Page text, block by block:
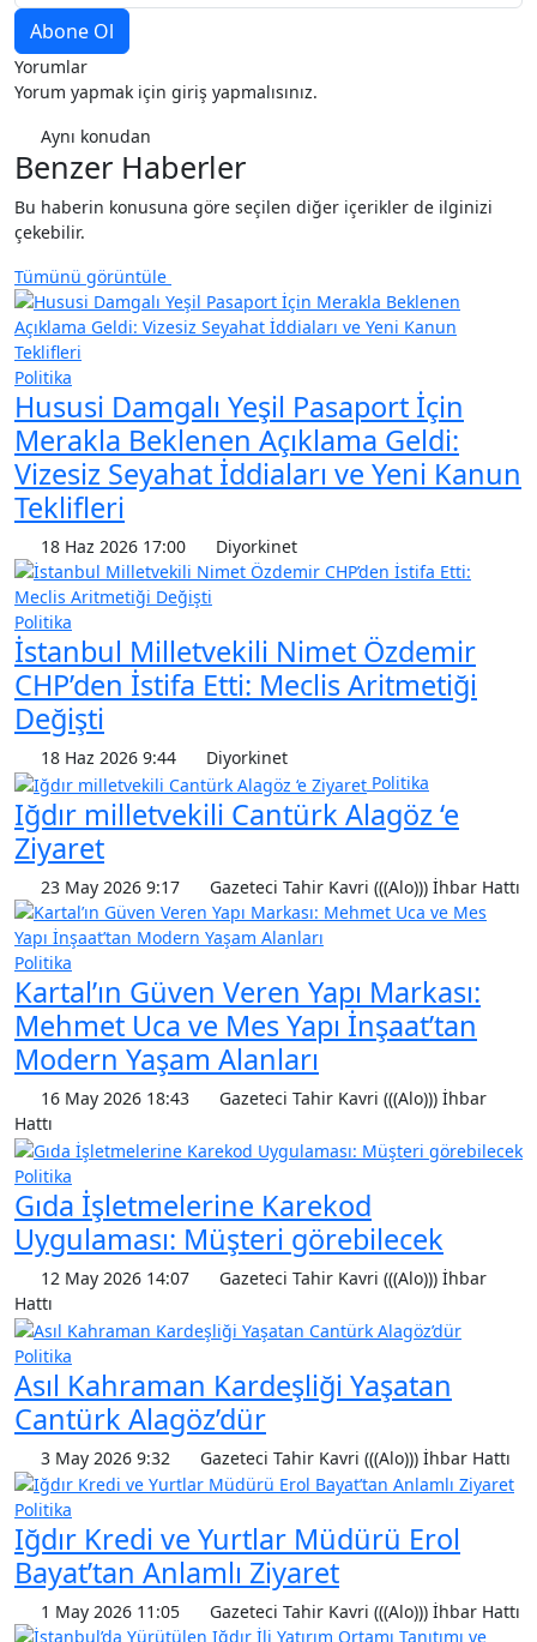
Yorumlar
Yorum yapmak için giriş yapmalısınız.
Aynı konudan
Benzer Haberler
Bu haberin konusuna göre seçilen diğer içerikler de ilginizi
çekebilir.
Tümünü görüntüle
Politika
Hususi Damgalı Yeşil Pasaport İçin
Merakla Beklenen Açıklama Geldi:
Vizesiz Seyahat İddiaları ve Yeni Kanun
Teklifleri
18 Haz 2026 17:00 Diyorkinet
Politika
İstanbul Milletvekili Nimet Özdemir
CHP’den İstifa Etti: Meclis Aritmetiği
Değişti
18 Haz 2026 9:44
Diyorkinet
Politika
Iğdır milletvekili Cantürk Alagöz ‘e
Ziyaret
23 May 2026 9:17 Gazeteci Tahir Kavri (((Alo))) İhbar Hattı
Politika
Kartal’ın Güven Veren Yapı Markası:
Mehmet Uca ve Mes Yapı İnşaat’tan
Modern Yaşam Alanları
16 May 2026 18:43
Gazeteci Tahir Kavri (((Alo))) İhbar
Hattı
Politika
Gıda İşletmelerine Karekod
Uygulaması: Müşteri görebilecek
12 May 2026 14:07
Gazeteci Tahir Kavri (((Alo))) İhbar
Hattı
Politika
Asıl Kahraman Kardeşliği Yaşatan
Cantürk Alagöz’dür
3 May 2026 9:32 Gazeteci Tahir Kavri (((Alo))) İhbar Hattı
Politika
Iğdır Kredi ve Yurtlar Müdürü Erol
Bayat’tan Anlamlı Ziyaret
1 May 2026 11:05 Gazeteci Tahir Kavri (((Alo))) İhbar Hattı